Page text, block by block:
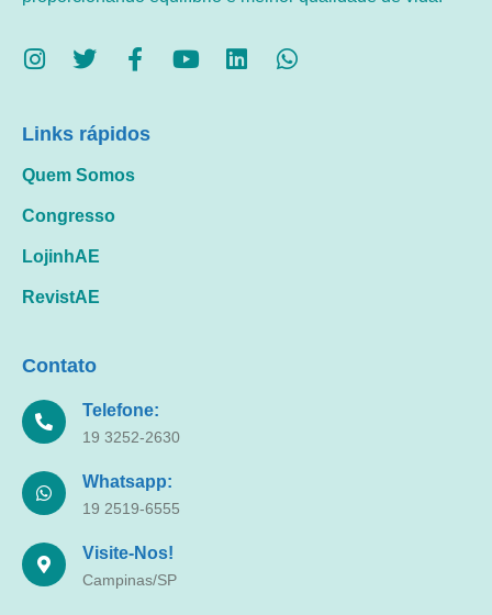
Links rápidos
Quem Somos
Congresso
LojinhAE
RevistAE
Contato
Telefone:
19 3252-2630
Whatsapp:
19 2519-6555
Visite-Nos!
Campinas/SP